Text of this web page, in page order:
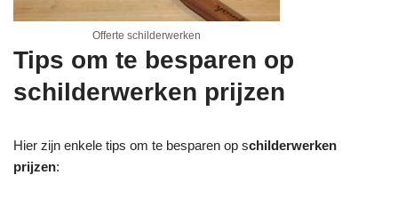
Offerte schilderwerken
Tips om te besparen op
schilderwerken prijzen
Hier zijn enkele tips om te besparen op schilderwerken
prijzen: